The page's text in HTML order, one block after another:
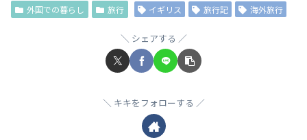
外国での暮らし 旅行 イギリス 旅行記 海外旅行
シェアする
キキをフォローする